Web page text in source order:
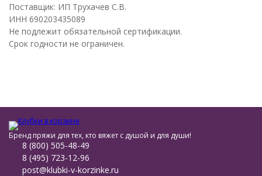
Поставщик: ИП Трухачев С.В.
ИНН 690203435089
Не подлежит обязательной сертификации.
Срок годности не ограничен.
Бренд пряжи для тех, кто вяжет с душой и для души!
8 (800) 505-48-49
8 (495) 723-12-96
post@klubki-v-korzinke.ru